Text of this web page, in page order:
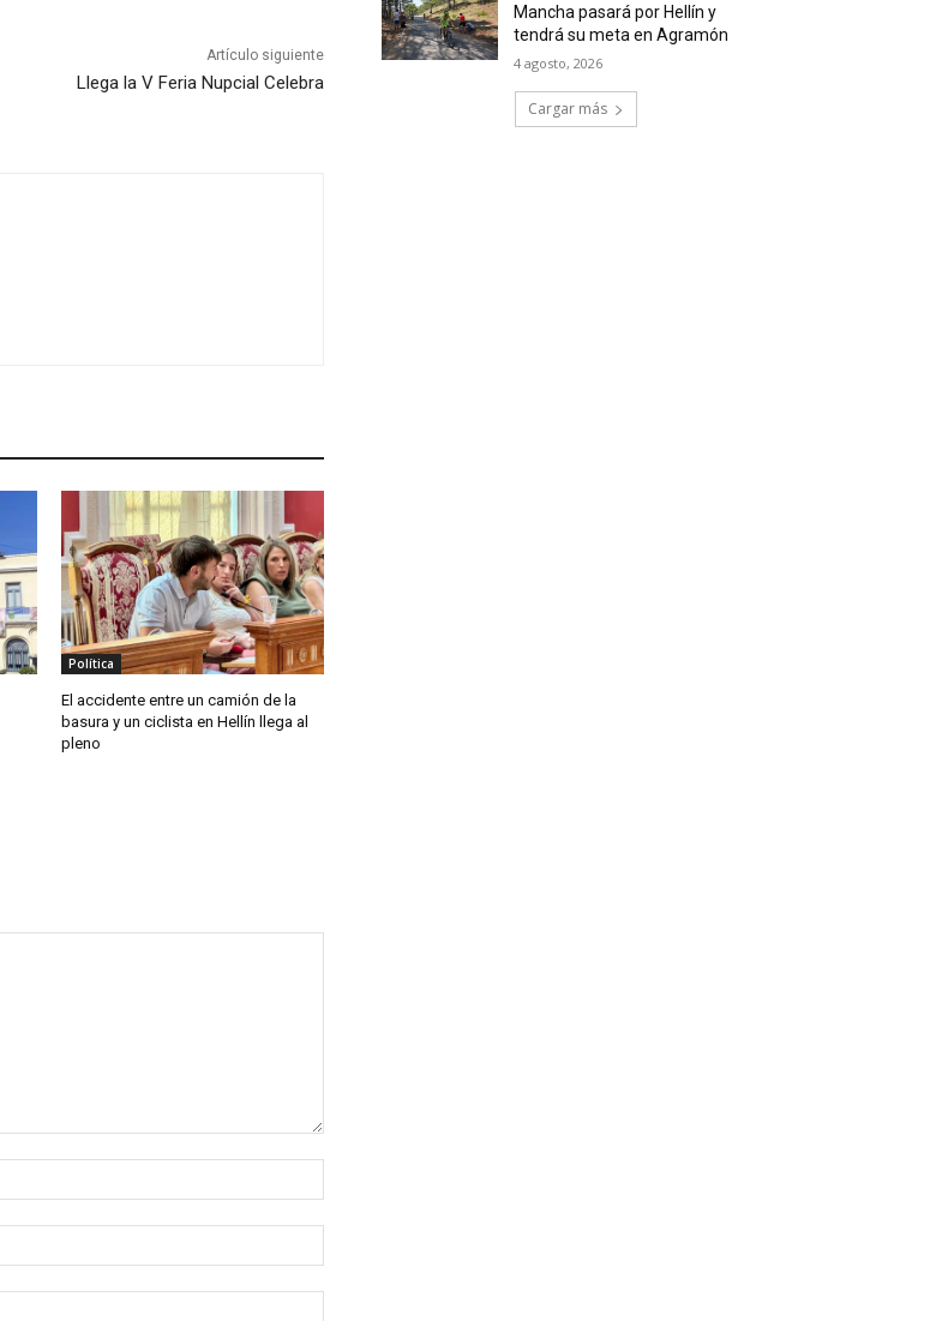
Artículo siguiente
Llega la V Feria Nupcial Celebra
Política
El accidente entre un camión de la
basura y un ciclista en Hellín llega al
pleno
electrónico:*
Mancha pasará por Hellín y
tendrá su meta en Agramón
4 agosto, 2026
Cargar más